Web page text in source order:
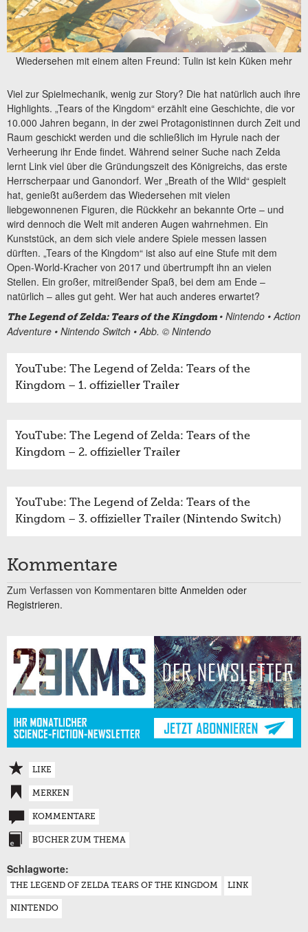
Wiedersehen mit einem alten Freund: Tulin ist kein Küken mehr
Viel zur Spielmechanik, wenig zur Story? Die hat natürlich auch ihre
Highlights. „Tears of the Kingdom“ erzählt eine Geschichte, die vor
10.000 Jahren begann, in der zwei Protagonistinnen durch Zeit und
Raum geschickt werden und die schließlich im Hyrule nach der
Verheerung ihr Ende findet. Während seiner Suche nach Zelda
lernt Link viel über die Gründungszeit des Königreichs, das erste
Herrscherpaar und Ganondorf. Wer „Breath of the Wild“ gespielt
hat, genießt außerdem das Wiedersehen mit vielen
liebgewonnenen Figuren, die Rückkehr an bekannte Orte – und
wird dennoch die Welt mit anderen Augen wahrnehmen. Ein
Kunststück, an dem sich viele andere Spiele messen lassen
dürften. „Tears of the Kingdom“ ist also auf eine Stufe mit dem
Open-World-Kracher von 2017 und übertrumpft ihn an vielen
Stellen. Ein großer, mitreißender Spaß, bei dem am Ende –
natürlich – alles gut geht. Wer hat auch anderes erwartet?
The Legend of Zelda: Tears of the Kingdom • Nintendo • Action
Adventure • Nintendo Switch • Abb. © Nintendo
YouTube: The Legend of Zelda: Tears of the
Kingdom – 1. offizieller Trailer
YouTube: The Legend of Zelda: Tears of the
Kingdom – 2. offizieller Trailer
YouTube: The Legend of Zelda: Tears of the
Kingdom – 3. offizieller Trailer (Nintendo Switch)
Kommentare
Zum Verfassen von Kommentaren bitte Anmelden oder
Registrieren.
LIKE
MERKEN
KOMMENTARE
BÜCHER ZUM THEMA
Schlagworte:
THE LEGEND OF ZELDA TEARS OF THE KINGDOM LINK
NINTENDO